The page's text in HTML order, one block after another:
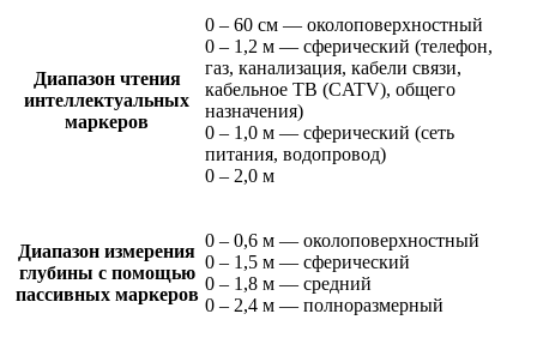
Диапазон чтения
интеллектуальных
маркеров
0 – 60 см — околоповерхностный
0 – 1,2 м — сферический (телефон,
газ, канализация, кабели связи,
кабельное ТВ (CATV), общего
назначения)
0 – 1,0 м — сферический (сеть
питания, водопровод)
0 – 2,0 м
Диапазон измерения
глубины с помощью
пассивных маркеров
0 – 0,6 м — околоповерхностный
0 – 1,5 м — сферический
0 – 1,8 м — средний
0 – 2,4 м — полноразмерный